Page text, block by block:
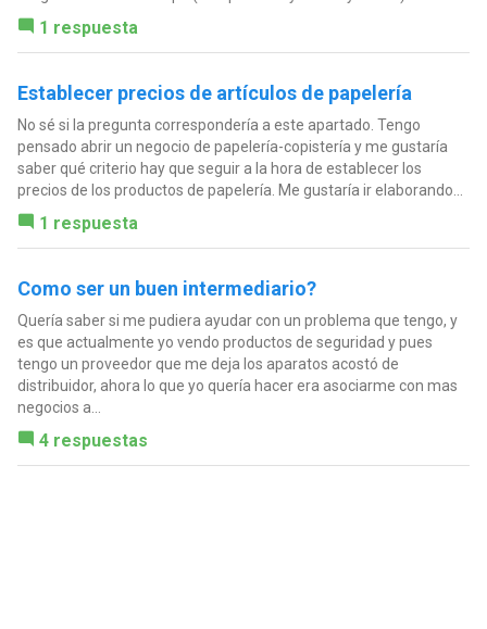
1 respuesta
Establecer precios de artículos de papelería
No sé si la pregunta correspondería a este apartado. Tengo
pensado abrir un negocio de papelería-copistería y me gustaría
saber qué criterio hay que seguir a la hora de establecer los
precios de los productos de papelería. Me gustaría ir elaborando...
1 respuesta
Como ser un buen intermediario?
Quería saber si me pudiera ayudar con un problema que tengo, y
es que actualmente yo vendo productos de seguridad y pues
tengo un proveedor que me deja los aparatos acostó de
distribuidor, ahora lo que yo quería hacer era asociarme con mas
negocios a...
4 respuestas